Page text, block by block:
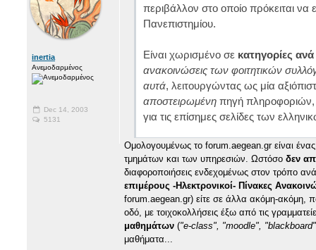
inertia
Ανεμοδαρμένος
Dec 14, 2003
5131
περιβάλλον στο οποίο πρόκειται να
Πανεπιστημίου.
Είναι χωρισμένο σε κατηγορίες
ανακοινώσεις των φοιτητικών
αυτά, λειτουργώντας ως μία
αποστειρωμένη πηγή πληροφοριών,
για τις επίσημες σελίδες των
Ομολογουμένως το forum.aegean.gr είναι
τμημάτων και των υπηρεσιών. Ωστόσο δεν
διαφοροποιήσεις ενδεχομένως στον τρόπο
επιμέρους -Ηλεκτρονικοί- Πίνακες
forum.aegean.gr) είτε σε άλλα ακόμη-ακόμη,
οδό, με τοιχοκολλήσεις έξω από τις
μαθημάτων ("e-class", "moodle",
μαθήματα...